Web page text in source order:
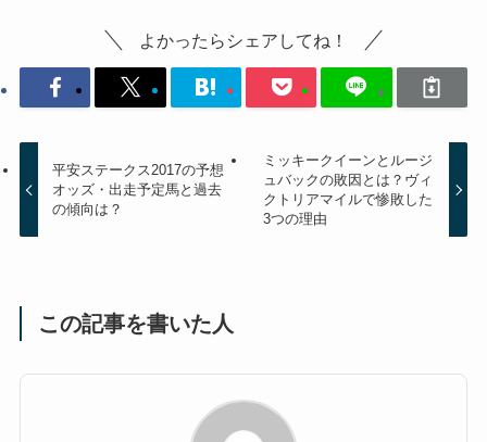
よかったらシェアしてね！
平安ステークス2017の予想
オッズ・出走予定馬と過去
の傾向は？
ミッキークイーンとルージ
ュバックの敗因とは？ヴィ
クトリアマイルで惨敗した
3つの理由
この記事を書いた人